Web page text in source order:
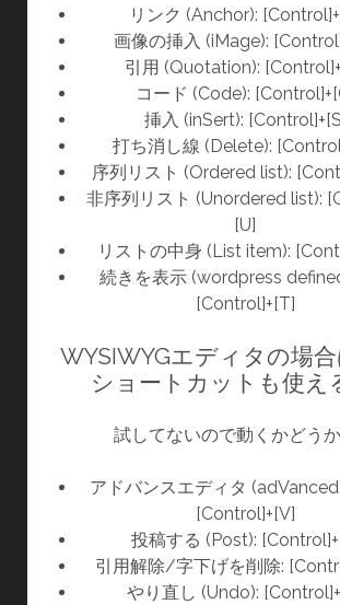
リンク (Anchor):
画像の挿入 (iMage):
引用 (Quotation):
コード (Code):
挿入 (inSert):
打ち消し線 (Delete):
序列リスト (Ordered list):
非序列リスト (Unordered list):
[U]
リストの中身 (List item):
続きを表示 (wordpress
[Control]+[T]
WYSIWYGエディタの場
ショートカットも使え
試してないので動くかどう
アドバンスエディタ
[Control]+[V]
投稿する (Post):
引用解除/字下げを削除:
やり直し (Undo):